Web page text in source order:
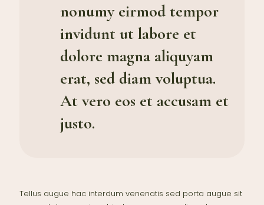
nonumy eirmod tempor
invidunt ut labore et
dolore magna aliquyam
erat, sed diam voluptua.
At vero eos et accusam et
justo.
Tellus augue hac interdum venenatis sed porta augue sit